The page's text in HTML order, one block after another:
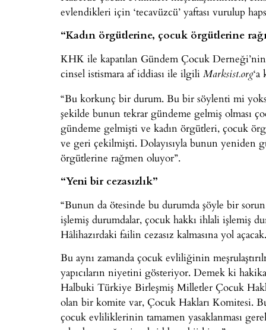
evlendikleri için ‘tecavüzcü’ yaftası vurulup
“Kadın örgütlerine, çocuk örgütlerine
KHK ile kapatılan Gündem Çocuk
cinsel istismara af iddiası ile ilgili Marksist.org
“Bu korkunç bir durum. Bu bir söylenti mi
şekilde bunun tekrar gündeme gelmiş olması
gündeme gelmişti ve kadın örgütleri, çocuk
ve geri çekilmişti. Dolayısıyla bunun yeniden
örgütlerine rağmen oluyor”.
“Yeni bir cezasızlık”
“Bunun da ötesinde bu durumda şöyle bir
işlemiş durumdalar, çocuk hakkı ihlali işlemiş
Hâlihazırdaki failin cezasız kalmasına yol açacak.
Bu aynı zamanda çocuk evliliğinin
yapıcıların niyetini gösteriyor. Demek ki
Halbuki Türkiye Birleşmiş Milletler Çocuk
olan bir komite var, Çocuk Hakları Komitesi.
çocuk evliliklerinin tamamen yasaklanması